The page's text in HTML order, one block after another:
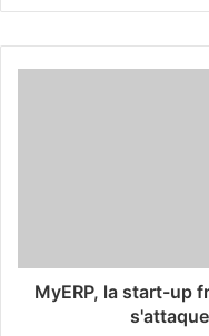
MyERP, la start-up